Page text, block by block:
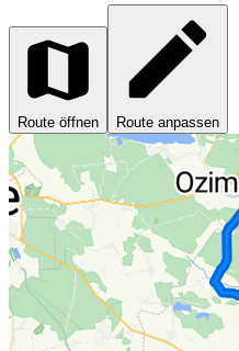
Route öffnen Route anpassen